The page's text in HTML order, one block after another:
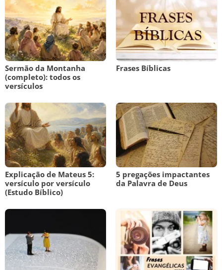
Sermão da Montanha
(completo): todos os
versículos
Frases Bíblicas
Explicação de Mateus 5:
versículo por versículo
(Estudo Bíblico)
5 pregações impactantes
da Palavra de Deus